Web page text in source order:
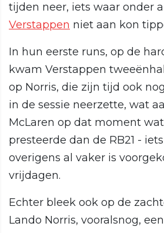
tijden neer, iets waar onder
Verstappen niet aan kon
In hun eerste runs, op de
kwam Verstappen
op Norris, die zijn tijd ook
in de sessie neerzette, wat
McLaren op dat moment
presteerde dan de RB21 -
overigens al vaker is
vrijdagen.
Echter bleek ook op de
Lando Norris, vooralsnog,